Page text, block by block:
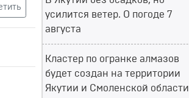
усилится ветер. О погоде 7
августа
Кластер по огранке алмазов
будет создан на территории
Якутии и Смоленской области